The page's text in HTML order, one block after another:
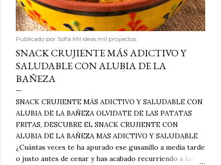
Publicado por Sofía Mil ideas mil proyectos
SNACK CRUJIENTE MÁS ADICTIVO Y
SALUDABLE CON ALUBIA DE LA
BAÑEZA
SNACK CRUJIENTE MÁS ADICTIVO Y SALUDABLE CON
ALUBIA DE LA BAÑEZA OLVIDATE DE LAS PATATAS
FRITAS, DESCUBRE EL SNACK CRUJIENTE CON
ALUBIA DE LA BAÑEZA MAS ADICTIVO Y SALUDABLE
¿Cuántas veces te ha apurado ese gusanillo a media tarde
o justo antes de cenar y has acabado recurriendo a las